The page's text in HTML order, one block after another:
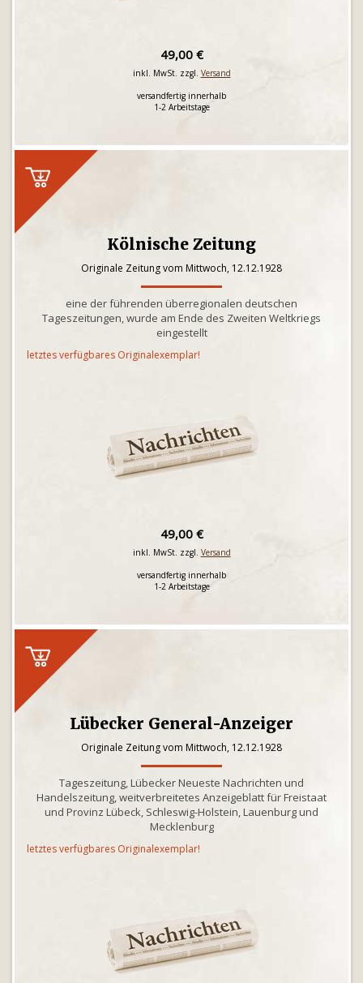
49,00 €
inkl. MwSt. zzgl. Versand
versandfertig innerhalb
1-2 Arbeitstage
Kölnische Zeitung
Originale Zeitung vom Mittwoch, 12.12.1928
eine der führenden überregionalen deutschen
Tageszeitungen, wurde am Ende des Zweiten Weltkriegs
eingestellt
letztes verfügbares Originalexemplar!
49,00 €
inkl. MwSt. zzgl. Versand
versandfertig innerhalb
1-2 Arbeitstage
Lübecker General-Anzeiger
Originale Zeitung vom Mittwoch, 12.12.1928
Tageszeitung, Lübecker Neueste Nachrichten und
Handelszeitung, weitverbreitetes Anzeigeblatt für Freistaat
und Provinz Lübeck, Schleswig-Holstein, Lauenburg und
Mecklenburg
letztes verfügbares Originalexemplar!